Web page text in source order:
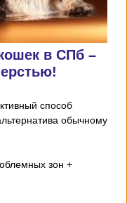
в СПб –
способ
обычному
зон +